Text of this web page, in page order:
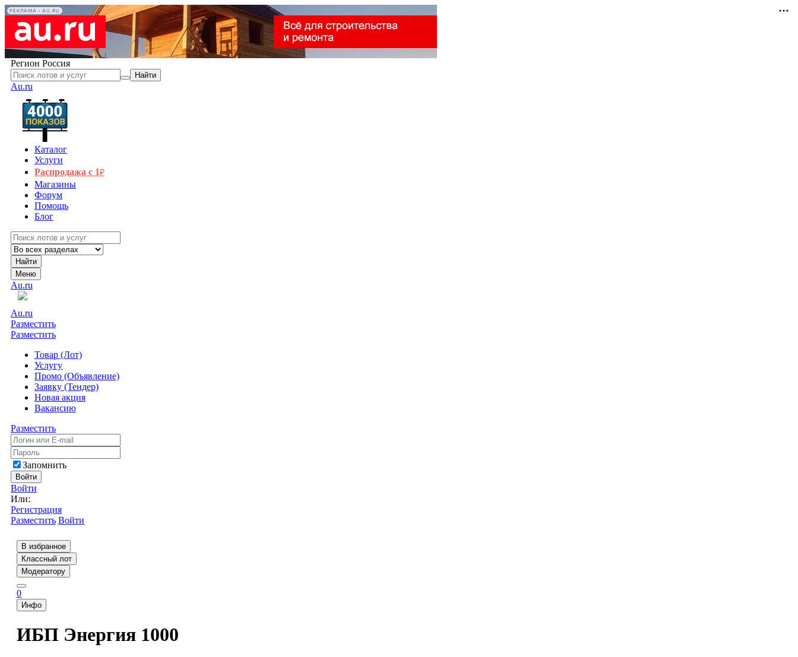
РЕКЛАМА • AU.RU
Регион Россия
Найти
Au.ru
Каталог
Услуги
Распродажа с 1₽
Магазины
Форум
Помощь
Блог
Найти
Меню
Au.ru
Au.ru
Разместить
Разместить
Товар (Лот)
Услугу
Промо (Объявление)
Заявку (Тендер)
Новая акция
Вакансию
Разместить
Запомнить
Войти
Войти
Или:
Регистрация
Разместить Войти
В избранное
Классный лот
Модератору
0
Инфо
ИБП Энергия 1000